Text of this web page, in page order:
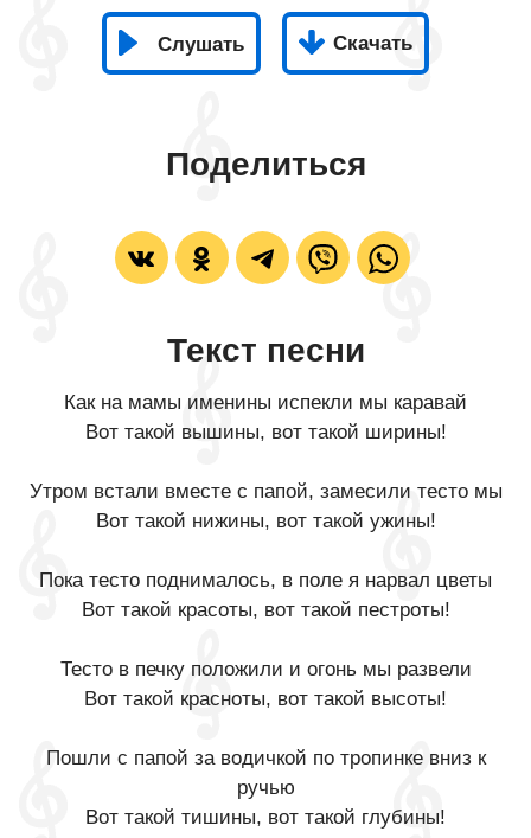
Слушать Скачать
Поделиться
Текст песни
Как на мамы именины испекли мы каравай
Вот такой вышины, вот такой ширины!
Утром встали вместе с папой, замесили тесто мы
Вот такой нижины, вот такой ужины!
Пока тесто поднималось, в поле я нарвал цветы
Вот такой красоты, вот такой пестроты!
Тесто в печку положили и огонь мы развели
Вот такой красноты, вот такой высоты!
Пошли с папой за водичкой по тропинке вниз к
ручью
Вот такой тишины, вот такой глубины!